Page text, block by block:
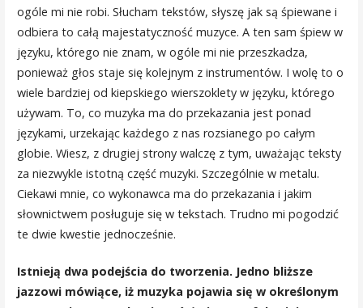
ogóle mi nie robi. Słucham tekstów, słyszę jak są śpiewane i
odbiera to całą majestatyczność muzyce. A ten sam śpiew w
języku, którego nie znam, w ogóle mi nie przeszkadza,
ponieważ głos staje się kolejnym z instrumentów. I wolę to o
wiele bardziej od kiepskiego wierszoklety w języku, którego
używam. To, co muzyka ma do przekazania jest ponad
językami, urzekając każdego z nas rozsianego po całym
globie. Wiesz, z drugiej strony walczę z tym, uważając teksty
za niezwykle istotną część muzyki. Szczególnie w metalu.
Ciekawi mnie, co wykonawca ma do przekazania i jakim
słownictwem posługuje się w tekstach. Trudno mi pogodzić
te dwie kwestie jednocześnie.
Istnieją dwa podejścia do tworzenia. Jedno bliższe
jazzowi mówiące, iż muzyka pojawia się w określonym